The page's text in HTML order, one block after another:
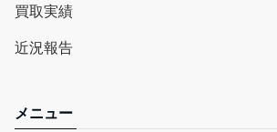
買取実績
近況報告
メニュー